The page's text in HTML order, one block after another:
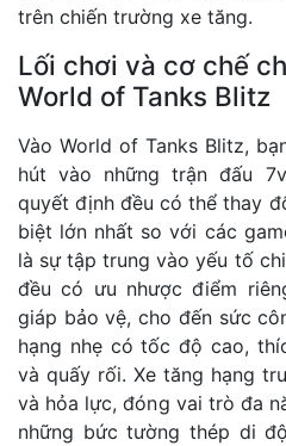
trên chiến trường xe tăng.
Lối chơi và cơ chế
World of Tanks Blitz
Vào World of Tanks Blitz,
hút vào những trận đấu
quyết định đều có thể thay
biệt lớn nhất so với các
là sự tập trung vào yếu tố
đều có ưu nhược điểm
giáp bảo vệ, cho đến sức
hạng nhẹ có tốc độ cao,
và quấy rối. Xe tăng hạng
và hỏa lực, đóng vai trò đa
những bức tường thép di